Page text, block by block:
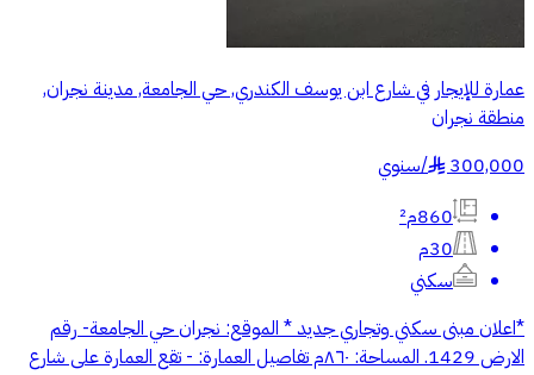
عمارة للإيجار في شارع ابن يوسف الكندري, حي الجامعة, مدينة نجران,
منطقة نجران
300,000
§
/سنوي
860م²
30م
سكني
*اعلان مبنى سكني وتجاري جديد * الموقع: نجران حي الجامعة- رقم
الارض 1429. المساحة: ٨٦٠م تفاصيل العمارة: - تقع العمارة على شارع